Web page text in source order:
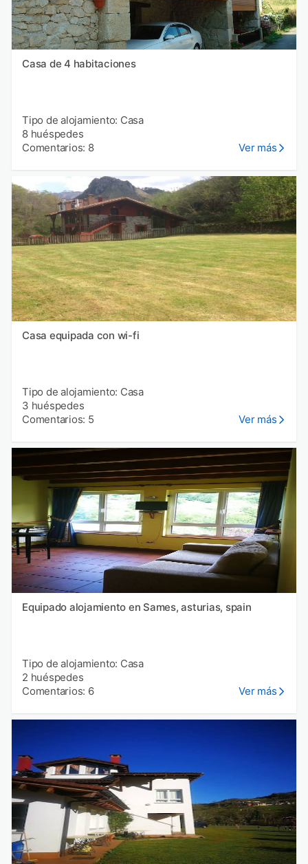
Casa de 4 habitaciones
Tipo de alojamiento: Casa
8 huéspedes
Comentarios: 8
Ver más
Casa equipada con wi-fi
Tipo de alojamiento: Casa
3 huéspedes
Comentarios: 5
Ver más
Equipado alojamiento en Sames, asturias, spain
Tipo de alojamiento: Casa
2 huéspedes
Comentarios: 6
Ver más